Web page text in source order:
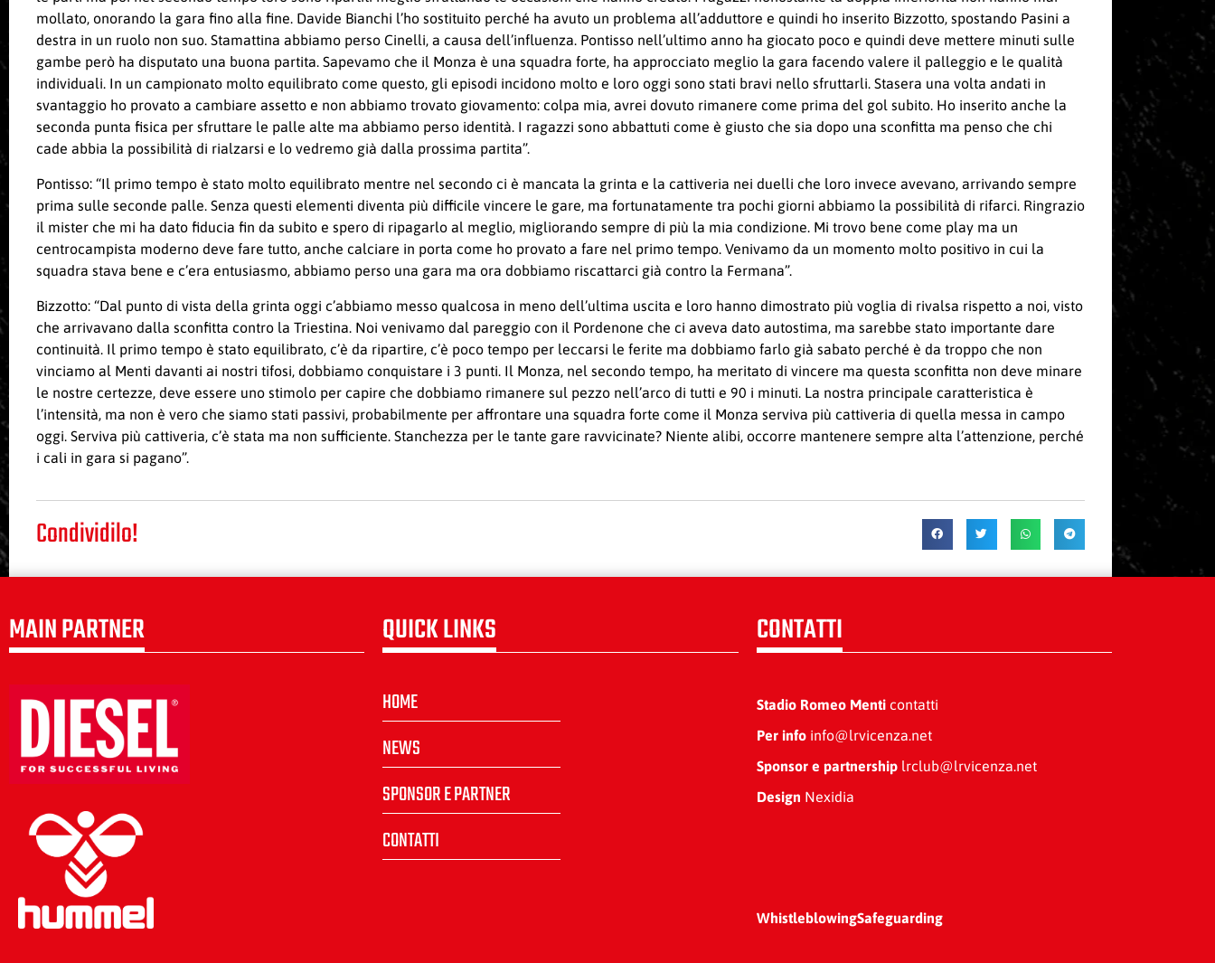
mollato, onorando la gara fino alla fine. Davide Bianchi l’ho sostituito perché ha avuto un problema all’adduttore e quindi ho inserito Bizzotto, spostando Pasini a
destra in un ruolo non suo. Stamattina abbiamo perso Cinelli, a causa dell’influenza. Pontisso nell’ultimo anno ha giocato poco e quindi deve mettere minuti sulle
gambe però ha disputato una buona partita. Sapevamo che il Monza è una squadra forte, ha approcciato meglio la gara facendo valere il palleggio e le qualità
individuali. In un campionato molto equilibrato come questo, gli episodi incidono molto e loro oggi sono stati bravi nello sfruttarli. Stasera una volta andati in
svantaggio ho provato a cambiare assetto e non abbiamo trovato giovamento: colpa mia, avrei dovuto rimanere come prima del gol subito. Ho inserito anche la
seconda punta fisica per sfruttare le palle alte ma abbiamo perso identità. I ragazzi sono abbattuti come è giusto che sia dopo una sconfitta ma penso che chi
cade abbia la possibilità di rialzarsi e lo vedremo già dalla prossima partita”.
Pontisso: “Il primo tempo è stato molto equilibrato mentre nel secondo ci è mancata la grinta e la cattiveria nei duelli che loro invece avevano, arrivando sempre
prima sulle seconde palle. Senza questi elementi diventa più difficile vincere le gare, ma fortunatamente tra pochi giorni abbiamo la possibilità di rifarci. Ringrazio
il mister che mi ha dato fiducia fin da subito e spero di ripagarlo al meglio, migliorando sempre di più la mia condizione. Mi trovo bene come play ma un
centrocampista moderno deve fare tutto, anche calciare in porta come ho provato a fare nel primo tempo. Venivamo da un momento molto positivo in cui la
squadra stava bene e c’era entusiasmo, abbiamo perso una gara ma ora dobbiamo riscattarci già contro la Fermana”.
Bizzotto: “Dal punto di vista della grinta oggi c’abbiamo messo qualcosa in meno dell’ultima uscita e loro hanno dimostrato più voglia di rivalsa rispetto a noi, visto
che arrivavano dalla sconfitta contro la Triestina. Noi venivamo dal pareggio con il Pordenone che ci aveva dato autostima, ma sarebbe stato importante dare
continuità. Il primo tempo è stato equilibrato, c’è da ripartire, c’è poco tempo per leccarsi le ferite ma dobbiamo farlo già sabato perché è da troppo che non
vinciamo al Menti davanti ai nostri tifosi, dobbiamo conquistare i 3 punti. Il Monza, nel secondo tempo, ha meritato di vincere ma questa sconfitta non deve minare
le nostre certezze, deve essere uno stimolo per capire che dobbiamo rimanere sul pezzo nell’arco di tutti e 90 i minuti. La nostra principale caratteristica è
l’intensità, ma non è vero che siamo stati passivi, probabilmente per affrontare una squadra forte come il Monza serviva più cattiveria di quella messa in campo
oggi. Serviva più cattiveria, c’è stata ma non sufficiente. Stanchezza per le tante gare ravvicinate? Niente alibi, occorre mantenere sempre alta l’attenzione, perché
i cali in gara si pagano”.
Condividilo!
MAIN PARTNER QUICK LINKS
HOME
NEWS
SPONSOR E PARTNER
CONTATTI
CONTATTI
Stadio Romeo Menticontatti
Per infoinfo@lrvicenza.net
Sponsor e partnershiplrclub@lrvicenza.net
Design Nexidia
WhistleblowingSafeguarding